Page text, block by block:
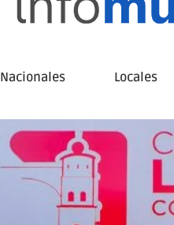
Nacionales Locales